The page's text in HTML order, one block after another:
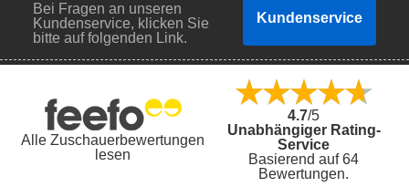
Bei Fragen an unseren
Kundenservice, klicken Sie
bitte auf folgenden Link.
Kundenservice
Alle Zuschauerbewertungen
lesen
4.7/5
Unabhängiger Rating-
Service
Basierend auf 64
Bewertungen.